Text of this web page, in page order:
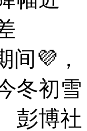
间💜，
冬初雪
博社